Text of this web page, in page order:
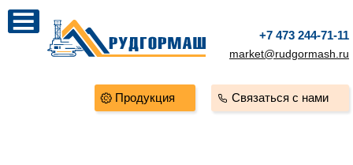
+7 473 244-71-11
market@rudgormash.ru
Связаться с нами
Продукция